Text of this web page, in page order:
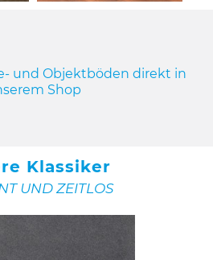
Klassiker
UND ZEITLOS
und Objektböden direkt in
Shop